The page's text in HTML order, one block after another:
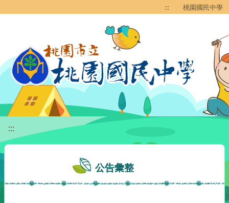
::: 桃園國民中學
:::
公告彙整